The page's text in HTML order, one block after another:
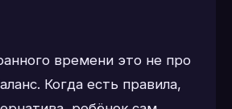
времени это не про
Когда есть правила,